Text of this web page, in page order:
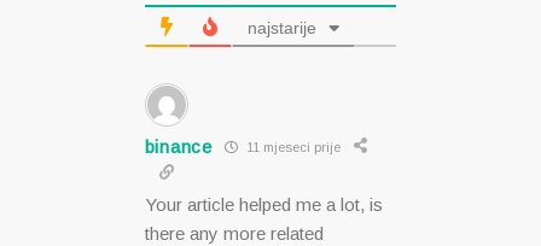
najstarije
binance 11 mjeseci prije
Your article helped me a lot, is
there any more related